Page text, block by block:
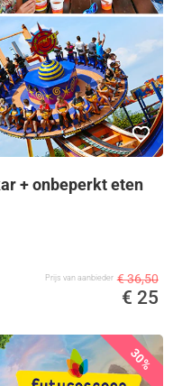
+ onbeperkt eten
Prijs van aanbieder € 36,50
€ 25
30%